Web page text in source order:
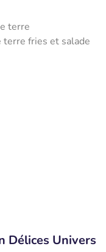
terre
terre fries et salade
Délices Univers